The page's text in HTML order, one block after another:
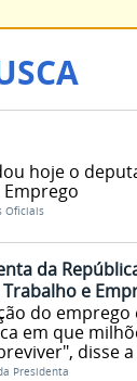
hoje o
Oficiais
da
e
do
em que
disse
Presidenta